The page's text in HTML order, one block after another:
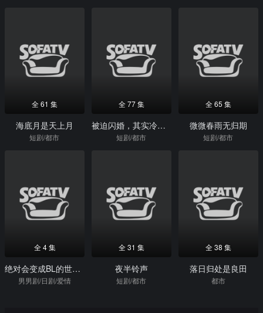
全 61 集
海底月是天上月
短剧/都市
全 77 集
被迫闪婚，其实冷面机长他超爱
短剧/都市
全 65 集
微微春雨无归期
短剧/都市
全 4 集
绝对会变成BL的世界VS绝不想变成BL的男人
男男剧/日剧/爱情
全 31 集
夜半铃声
短剧/都市
全 38 集
落日归处是良田
都市